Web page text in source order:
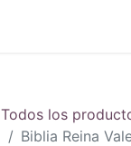
Todos los
Biblia Reina